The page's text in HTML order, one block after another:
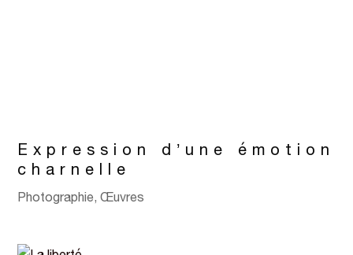
Expression d’une émotion
charnelle
Photographie,Œuvres